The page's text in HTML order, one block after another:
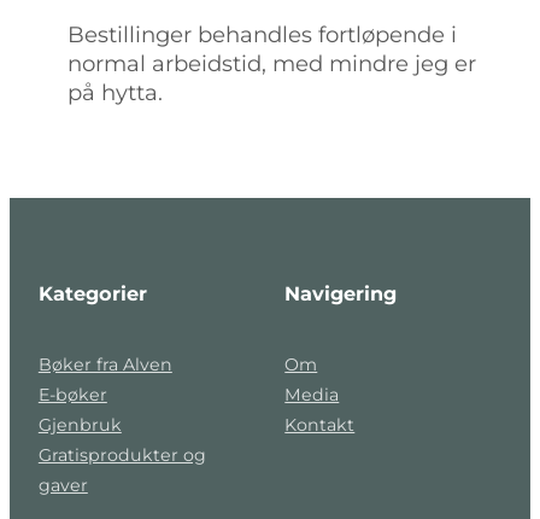
Bestillinger behandles fortløpende i
normal arbeidstid, med mindre jeg er
på hytta.
Kategorier
Bøker fra Alven
E-bøker
Gjenbruk
Gratisprodukter og
gaver
Navigering
Om
Media
Kontakt